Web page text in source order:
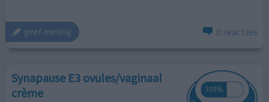
geef mening 0 reacties
Synapause E3 ovules/vaginaal
crème